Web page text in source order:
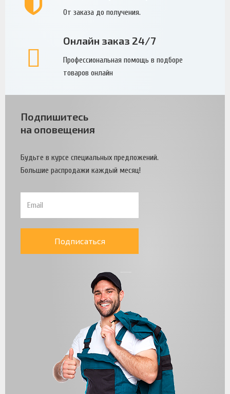
От заказа до получения.
Онлайн заказ 24/7
Профессиональная помощь в подборе
товаров онлайн
Подпишитесь
на оповещения
Будьте в курсе специальных предложений.
Большие распродажи каждый месяц!
Подписаться